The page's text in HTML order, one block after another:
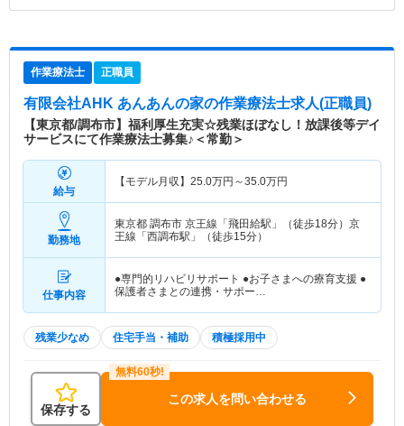
作業療法士 正職員
有限会社AHK あんあんの家の作業療法士求人(正職員)
【東京都/調布市】福利厚生充実☆残業ほぼなし！放課後等デイ
サービスにて作業療法士募集♪＜常勤＞
給与
【モデル月収】 25.0万円～35.0万円
勤務地
東京都 調布市 京王線「飛田給駅」（徒歩18分）京
王線「西調布駅」（徒歩15分）
仕事内容
●専門的リハビリサポート ●お子さまへの療育支援 ●
保護者さまとの連携・サポー…
残業少なめ 住宅手当・補助 積極採用中
保存する
この求人を問い合わせる